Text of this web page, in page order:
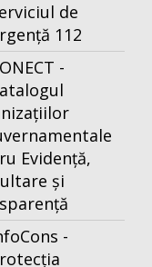
de
112
-
Evidență,
și
-